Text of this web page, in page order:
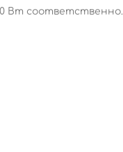
Вт соответственно.